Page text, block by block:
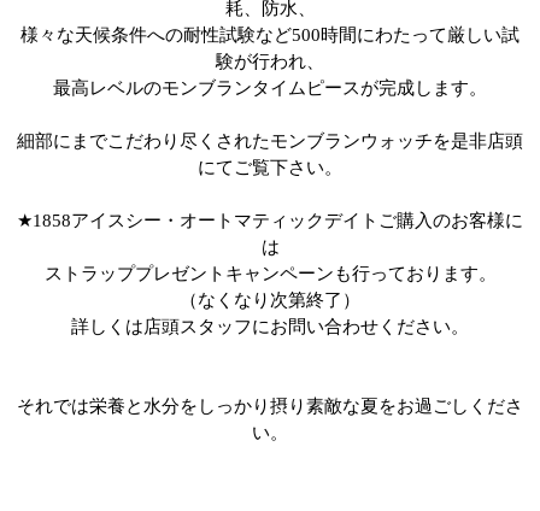
耗、防水、
様々な天候条件への耐性試験など500時間にわたって厳しい試
験が行われ、
最高レベルのモンブランタイムピースが完成します。
細部にまでこだわり尽くされたモンブランウォッチを是非店頭
にてご覧下さい。
★1858アイスシー・オートマティックデイトご購入のお客様に
は
ストラッププレゼントキャンペーンも行っております。
（なくなり次第終了）
詳しくは店頭スタッフにお問い合わせください。
それでは栄養と水分をしっかり摂り素敵な夏をお過ごしくださ
い。